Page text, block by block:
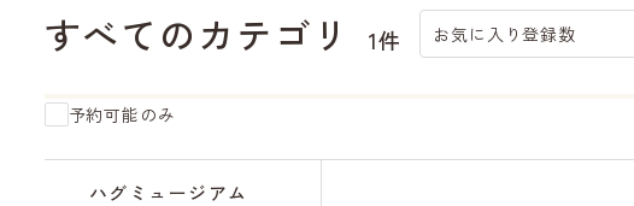
すべてのカテゴリ 1件 お気に入り登録数
予約可能のみ
ハグミュージアム